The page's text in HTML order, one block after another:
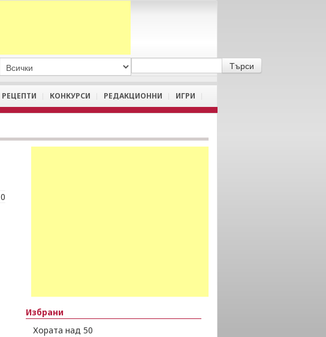
РЕЦЕПТИ КОНКУРСИ РЕДАКЦИОННИ ИГРИ
0
Избрани
Хората над 50